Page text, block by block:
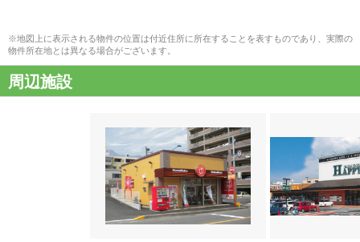
※地図上に表示される物件の位置は付近住所に所在することを表すものであり、実際の
物件所在地とは異なる場合がございます。
周辺施設